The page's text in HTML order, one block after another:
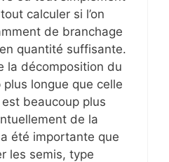
calculer si l’on
de branchage
quantité suffisante.
la décomposition du
plus longue que celle
beaucoup plus
de la
été importante que
les semis, type